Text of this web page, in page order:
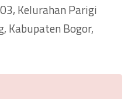
Kelurahan Parigi
Kabupaten Bogor,